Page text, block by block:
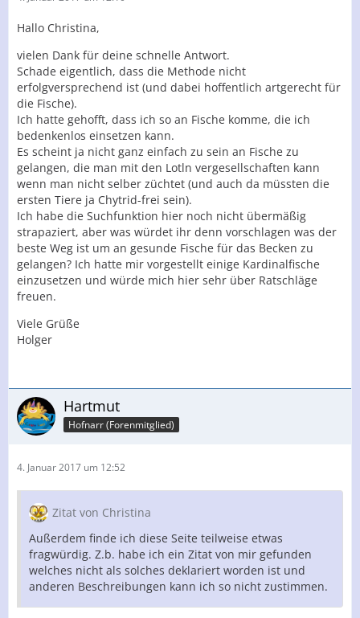
Hallo Christina,
vielen Dank für deine schnelle Antwort.
Schade eigentlich, dass die Methode nicht
erfolgversprechend ist (und dabei hoffentlich artgerecht für
die Fische).
Ich hatte gehofft, dass ich so an Fische komme, die ich
bedenkenlos einsetzen kann.
Es scheint ja nicht ganz einfach zu sein an Fische zu
gelangen, die man mit den Lotln vergesellschaften kann
wenn man nicht selber züchtet (und auch da müssten die
ersten Tiere ja Chytrid-frei sein).
Ich habe die Suchfunktion hier noch nicht übermäßig
strapaziert, aber was würdet ihr denn vorschlagen was der
beste Weg ist um an gesunde Fische für das Becken zu
gelangen? Ich hatte mir vorgestellt einige Kardinalfische
einzusetzen und würde mich hier sehr über Ratschläge
freuen.
Viele Grüße
Holger
Hartmut
Hofnarr (Forenmitglied)
4. Januar 2017 um 12:52
Zitat von Christina
Außerdem finde ich diese Seite teilweise etwas
fragwürdig. Z.b. habe ich ein Zitat von mir gefunden
welches nicht als solches deklariert worden ist und
anderen Beschreibungen kann ich so nicht zustimmen.